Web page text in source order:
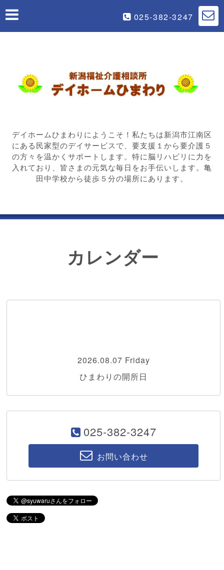
025-382-3247
デイホームひまわりにようこそ！私たちは新潟市江南区
にある民家型のデイサービスで、要支援１から要介護５
の方々を温かくサポートします。特に脳リハビリに力を
入れており、皆さまの元気な毎日をお手伝いします。亀
田中学校から徒歩５分の場所にあります。
カレンダー
2026.08.07 Friday
ひまわりの開所日
025-382-3247
お問い合わせ